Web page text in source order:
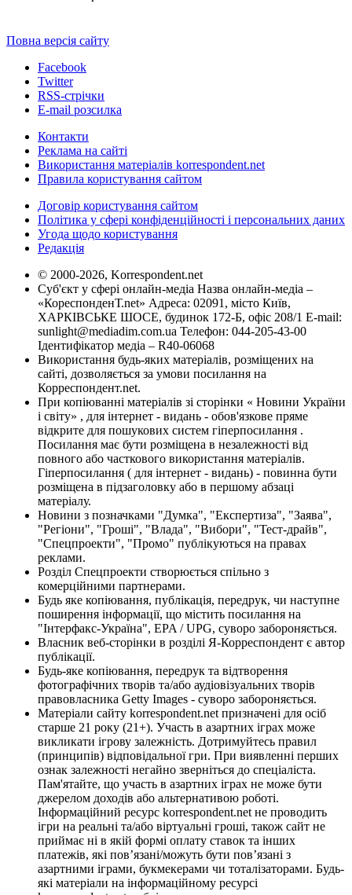
Повна версія сайту
Facebook
Twitter
RSS-стрічки
E-mail розсилка
Контакти
Реклама на сайті
Використання матеріалів korrespondent.net
Правила користування сайтом
Договір користування сайтом
Політика у сфері конфіденційності і персональних даних
Угода щодо користування
Редакція
© 2000-2026, Korrespondent.net
Суб'єкт у сфері онлайн-медіа Назва онлайн-медіа –
«КореспонденТ.net» Адреса: 02091, місто Київ,
ХАРКІВСЬКЕ ШОСЕ, будинок 172-Б, офіс 208/1 E-mail:
sunlight@mediadim.com.ua Телефон: 044-205-43-00
Ідентифікатор медіа – R40-06068
Використання будь-яких матеріалів, розміщених на
сайті, дозволяється за умови посилання на
Корреспондент.net.
При копіюванні матеріалів зі сторінки « Новини України
і світу» , для інтернет - видань - обов'язкове пряме
відкрите для пошукових систем гіперпосилання .
Посилання має бути розміщена в незалежності від
повного або часткового використання матеріалів.
Гіперпосилання ( для інтернет - видань) - повинна бути
розміщена в підзаголовку або в першому абзаці
матеріалу.
Новини з позначками "Думка", "Експертиза", "Заява",
"Регіони", "Гроші", "Влада", "Вибори", "Тест-драйв",
"Спецпроекти", "Промо" публікуються на правах
реклами.
Розділ Спецпроекти створюється спільно з
комерційними партнерами.
Будь яке копіювання, публікація, передрук, чи наступне
поширення інформації, що містить посилання на
"Інтерфакс-Україна", EPA / UPG, суворо забороняється.
Власник веб-сторінки в розділі Я-Корреспондент є автор
публікації.
Будь-яке копіювання, передрук та відтворення
фотографічних творів та/або аудіовізуальних творів
правовласника Getty Images - суворо забороняється.
Матеріали сайту korrespondent.net призначені для осіб
старше 21 року (21+). Участь в азартних іграх може
викликати ігрову залежність. Дотримуйтесь правил
(принципів) відповідальної гри. При виявленні перших
ознак залежності негайно зверніться до спеціаліста.
Пам'ятайте, що участь в азартних іграх не може бути
джерелом доходів або альтернативою роботі.
Інформаційний ресурс korrespondent.net не проводить
ігри на реальні та/або віртуальні гроші, також сайт не
приймає ні в якій формі оплату ставок та інших
платежів, які пов’язані/можуть бути пов’язані з
азартними іграми, букмекерами чи тоталізаторами. Будь-
які матеріали на інформаційному ресурсі